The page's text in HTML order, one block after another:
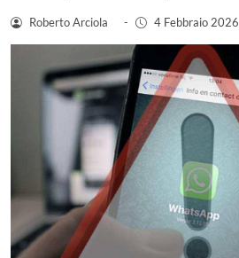
Roberto Arciola - 4 Febbraio 2026